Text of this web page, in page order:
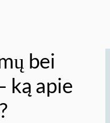
bei
ką apie